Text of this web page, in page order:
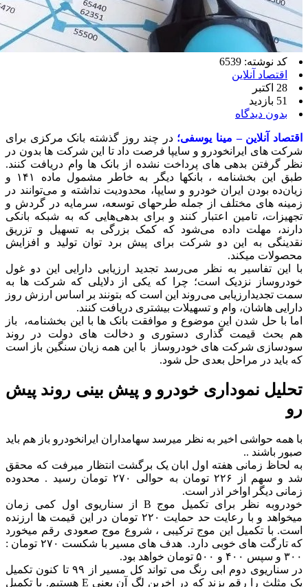
کد نوشته: 6539
اقتصاد آنلاین
28 اکتبر
51 بازدید
بدون دیدگاه
اقتصاد آنلاین– مینا یوسفی؛ در چند روز گذشته بانک مرکزی برای
شرکت های ایرانخودرو و سایپا فرصت داد تا این شرکت ها بدون در
نظر گرفتن بدهی های پرداخت نشده از بانک ها وام دریافت کنند.
طبق این بخشنامه ، بانکها دیگر به خاطر مشمول ماده ۱۴۱ و
زیان‌ده بودن ایران خودرو و سایپا، محدودیت نداشته و می‌توانند در
زمینه های مختلف از جمله طرحهای توسعه، سرمایه در گردش و
تجهیزات، تامین اعتبار کنند و برای بدهی‌هایی که به شبکه بانکی
دارند، مهلت داده می‌شود که کمک بزرگی به تسهیل و تزریق
نقدینگی به این دو شرکت برای پیش برد توان تولید و افزایش
محصولات میکند.
با این تفاسیر به نظر می‌رسد تجدید ارزیابی دارایی این دو غول
خودروساز نزدیک است؛ چرا که یکی از دلایلی که شرکت ها به
سمت تجدیدارزیابی می‌روند این است که بتونند بر اساس ارزش روز
دارایی هاشان، وام و تسهیلات بیشتری دریافت کنند.
اما با حل شدن این موضوع و موافقت بانک ها با این بخشنامه، باز
هم بحث قیمت گذاری دستوری و دخالت های دولت در روند
سودسازی شرکت های خودروساز با این همه زیان سنگین باز است
که باید در مراحل بعدی حل شود.
تحلیل نموداری خودرو و پیش بینی روند پیش
رو
با همه حواشی اخیر به نظر میرسد سهامداران ایرانخودرو باز هم باید
صبور باشند ..
به لحاظ زمانی هفته اول ابان یک برگشت انتظار میرفت که محقق
شد و سهم از ۲۲۶ تومان به حوالی ۲۷۰ تومان رسید . محدوده
زمانی دیگر اواخر اذر است.
خودروبه نظر برای تکمیل موج B از سناریوی اول کمی زمان
میخواهد و با رعایت حد حمایت ۲۲۰ تومان در این قیمت ها ارزنده
است. با تکمیل این موج ترکیبی ، شروع موج صعودی رقم میخورد
که تارگت های خوبی دارد. هدف های مسیر با شکست ۲۷۰ تومان :
۳۰۰ و سپس ۴۰۰ و ۵۰۰ تومان خواهد بود.
در سناریوی دوم ابی رنگ می تواند کل مسیر از ۹۹ تا کنون تکمیل
یک مثلث را رقم بزند که در اخرین لگ آن یعنی E هستیم. با تکمیل